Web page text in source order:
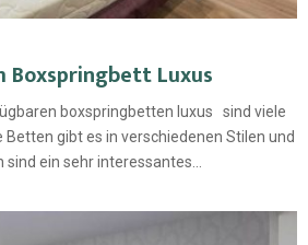
Boxspringbett Luxus
boxspringbetten luxus sind viele
Betten gibt es in verschiedenen Stilen und
sind ein sehr interessantes...